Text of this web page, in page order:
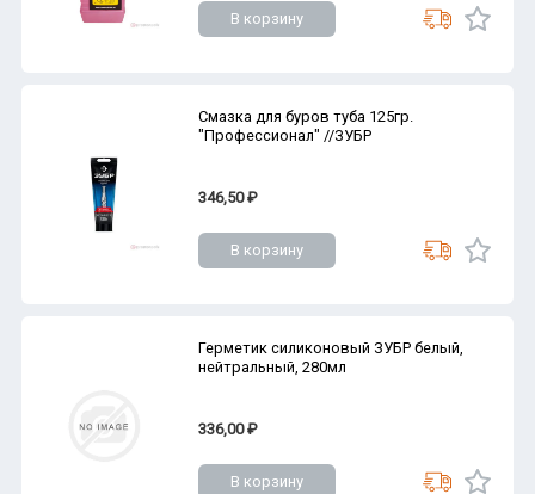
В корзину
Смазка для буров туба 125гр.
"Профессионал" //ЗУБР
346,50 ₽
В корзину
Герметик силиконовый ЗУБР белый,
нейтральный, 280мл
336,00 ₽
В корзину